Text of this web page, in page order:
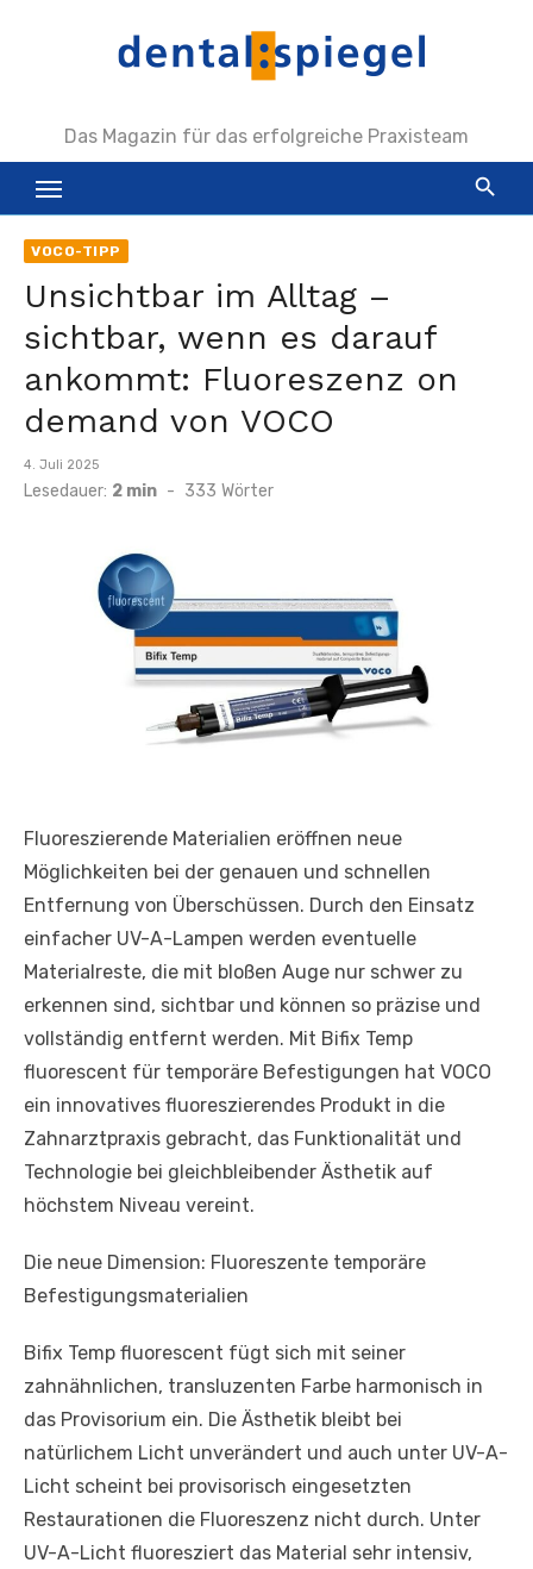
Das Magazin für das erfolgreiche Praxisteam
VOCO-TIPP
Unsichtbar im Alltag –
sichtbar, wenn es darauf
ankommt: Fluoreszenz on
demand von VOCO
Veröffentlicht
am
4. Juli 2025
Lesedauer: 2 min - 333 Wörter
Fluoreszierende Materialien eröffnen neue
Möglichkeiten bei der genauen und schnellen
Entfernung von Überschüssen. Durch den Einsatz
einfacher UV-A-Lampen werden eventuelle
Materialreste, die mit bloßen Auge nur schwer zu
erkennen sind, sichtbar und können so präzise und
vollständig entfernt werden. Mit Bifix Temp
fluorescent für temporäre Befestigungen hat VOCO
ein innovatives fluoreszierendes Produkt in die
Zahnarztpraxis gebracht, das Funktionalität und
Technologie bei gleichbleibender Ästhetik auf
höchstem Niveau vereint.
Die neue Dimension: Fluoreszente temporäre
Befestigungsmaterialien
Bifix Temp fluorescent fügt sich mit seiner
zahnähnlichen, transluzenten Farbe harmonisch in
das Provisorium ein. Die Ästhetik bleibt bei
natürlichem Licht unverändert und auch unter UV-A-
Licht scheint bei provisorisch eingesetzten
Restaurationen die Fluoreszenz nicht durch. Unter
UV-A-Licht fluoresziert das Material sehr intensiv,